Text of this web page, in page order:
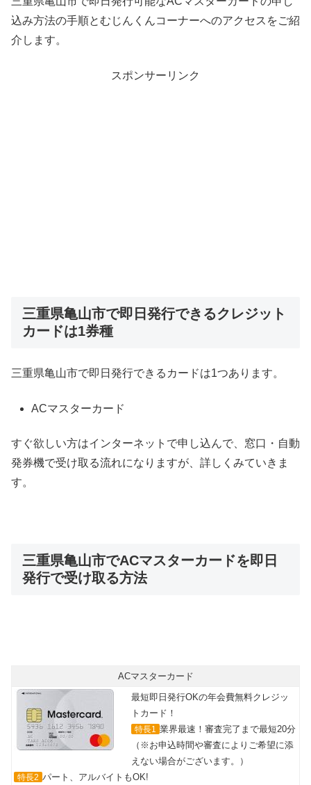
込み方法の手順とむじんくんコーナーへのアクセスをご紹
介します。
スポンサーリンク
三重県亀山市で即日発行できるクレジット
カードは1券種
三重県亀山市で即日発行できるカードは1つあります。
ACマスターカード
すぐ欲しい方はインターネットで申し込んで、窓口・自動
発券機で受け取る流れになりますが、詳しくみていきま
す。
三重県亀山市でACマスターカードを即日
発行で受け取る方法
ACマスターカード
最短即日発行OKの年会費無料クレジッ
トカード！
特長1 業界最速！審査完了まで最短20分
（※お申込時間や審査によりご希望に添
えない場合がございます。）
特長2 パート、アルバイトもOK!